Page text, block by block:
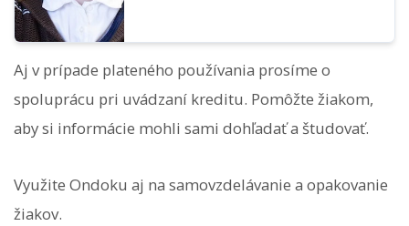
Aj v prípade plateného používania prosíme o
spoluprácu pri uvádzaní kreditu. Pomôžte žiakom,
aby si informácie mohli sami dohľadať a študovať.
Využite Ondoku aj na samovzdelávanie a opakovanie
žiakov.